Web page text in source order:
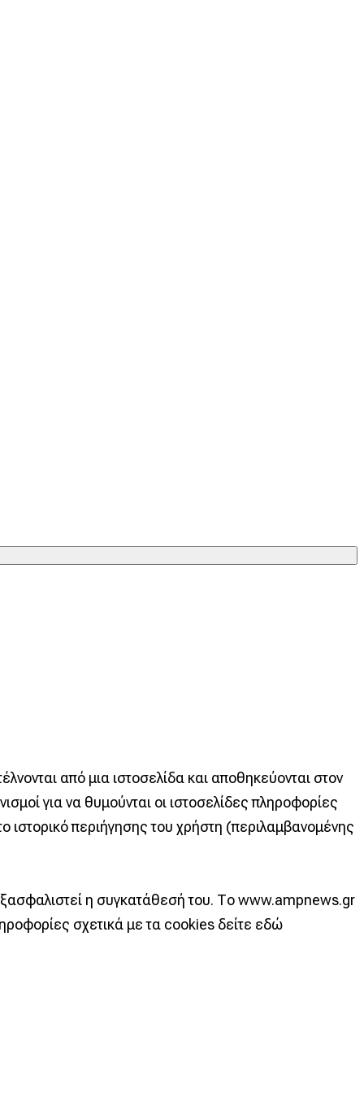
από μια ιστοσελίδα και αποθηκεύονται στον
για να θυμούνται οι ιστοσελίδες πληροφορίες
ιστορικό περιήγησης του χρήστη (περιλαμβανομένης
η συγκατάθεσή του. Το www.ampnews.gr
σχετικά με τα cookies δείτε εδώ